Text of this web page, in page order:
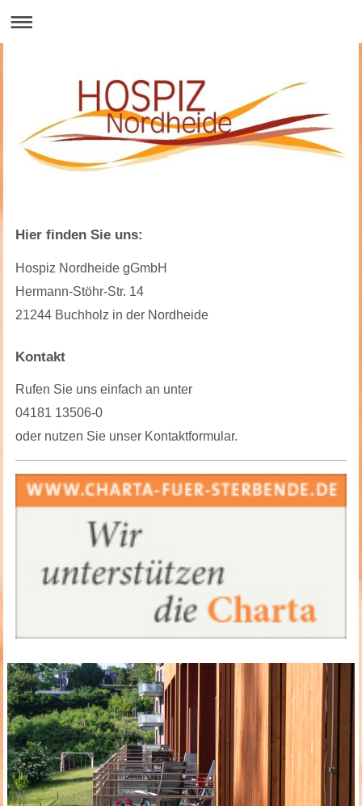
Hier finden Sie uns:
Hospiz Nordheide gGmbH
Hermann-Stöhr-Str. 14
21244 Buchholz in der Nordheide
Kontakt
Rufen Sie uns einfach an unter
04181 13506-0
oder nutzen Sie unser Kontaktformular.